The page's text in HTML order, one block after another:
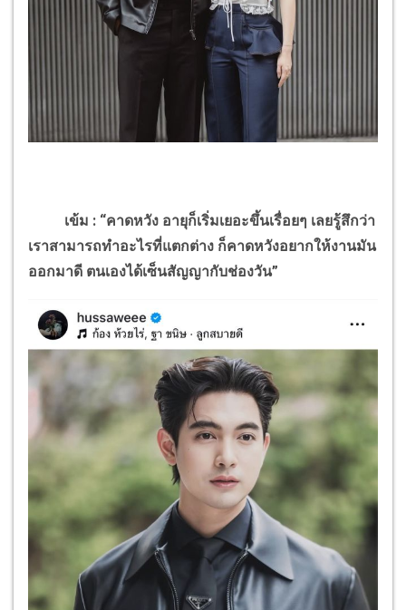
เข้ม : “คาดหวัง อายุก็เริ่มเยอะขึ้นเรื่อยๆ เลยรู้สึกว่า
เราสามารถทำอะไรที่แตกต่าง ก็คาดหวังอยากให้งานมัน
ออกมาดี ตนเองได้เซ็นสัญญากับช่องวัน”